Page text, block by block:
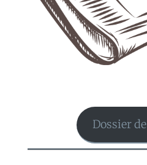
Dossier